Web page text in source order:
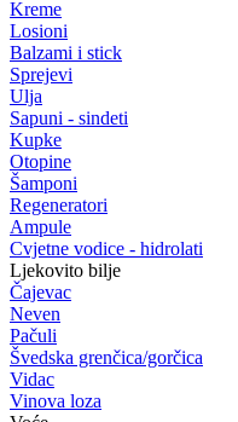
Kreme
Losioni
Balzami i stick
Sprejevi
Ulja
Sapuni - sindeti
Kupke
Otopine
Šamponi
Regeneratori
Ampule
Cvjetne vodice - hidrolati
Ljekovito bilje
Čajevac
Neven
Pačuli
Švedska grenčica/gorčica
Vidac
Vinova loza